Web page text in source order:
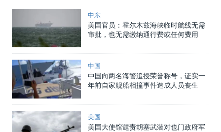
中东
美国官员：霍尔木兹海峡临时航线无需
审批，也无需缴纳通行费或任何费用
中国
中国向两名海警追授荣誉称号，证实一
年前自家舰船相撞事件造成人员丧生
美国
美国大使馆谴责胡塞武装对也门政府军